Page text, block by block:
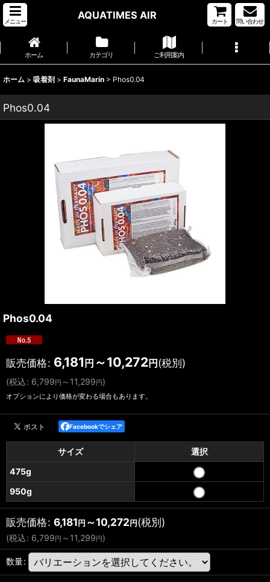
メニュー
AQUATIMES AIR
カート 問い合わせ
ホーム カテゴリ ご利用案内
ホーム > 吸着剤 > FaunaMarin > Phos0.04
Phos0.04
Phos0.04
販売価格: 6,181 円 ～10,272円 (税別)
(税込: 6,799円 ～11,299円)
オプションにより価格が変わる場合もあります。
Facebookでシェア
サイズ
選択
475g
950g
販売価格: 6,181円 ～10,272円(税別)
(税込: 6,799円 ～11,299円)
数量: